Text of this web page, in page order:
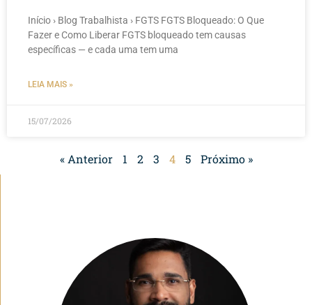
Início › Blog Trabalhista › FGTS FGTS Bloqueado: O Que
Fazer e Como Liberar FGTS bloqueado tem causas
específicas — e cada uma tem uma
LEIA MAIS »
15/07/2026
« Anterior 1 2 3 4 5 Próximo »